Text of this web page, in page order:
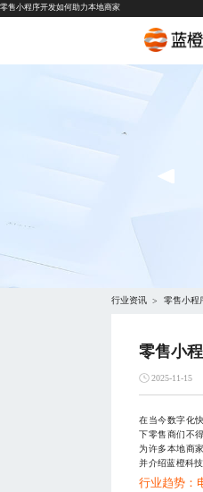
零售小程序开发如何助力本地商家
行业资讯 > 零售小程
零售小
2025-11-15
在当今数字化
下零售商们不
为许多本地商
并介绍蓝橙科
行业趋势：